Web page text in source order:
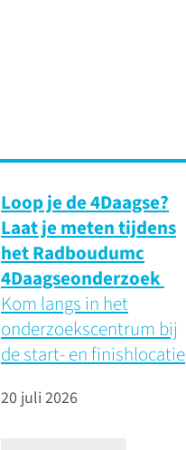
Loop je de 4Daagse?
Laat je meten tijdens
het Radboudumc
4Daagseonderzoek
Kom langs in het
onderzoekscentrum bij
de start- en finishlocatie
20 juli 2026